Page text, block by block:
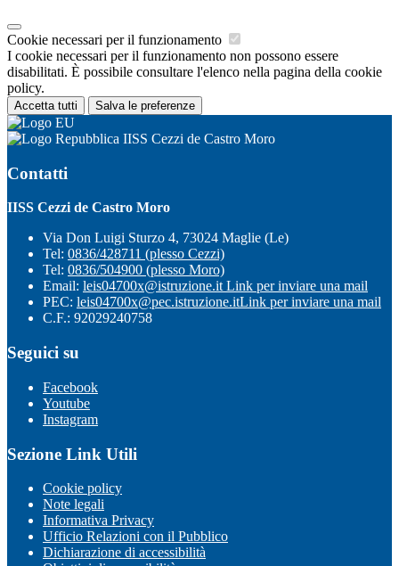
Cookie necessari per il funzionamento
I cookie necessari per il funzionamento non possono essere
disabilitati. È possibile consultare l'elenco nella pagina della cookie
policy.
Accetta tutti Salva le preferenze
IISS Cezzi de Castro Moro
Contatti
IISS Cezzi de Castro Moro
Via Don Luigi Sturzo 4, 73024 Maglie (Le)
Tel: 0836/428711 (plesso Cezzi)
Tel: 0836/504900 (plesso Moro)
Email: leis04700x@istruzione.it Link per inviare una mail
PEC: leis04700x@pec.istruzione.itLink per inviare una mail
C.F.: 92029240758
Seguici su
Facebook
Youtube
Instagram
Sezione Link Utili
Cookie policy
Note legali
Informativa Privacy
Ufficio Relazioni con il Pubblico
Dichiarazione di accessibilità